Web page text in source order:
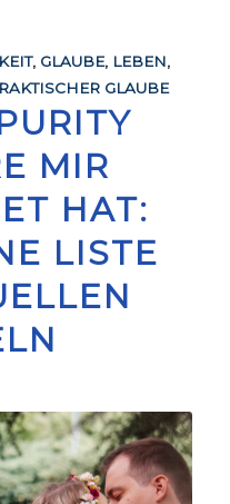
, GLAUBE, LEBEN,
GLAUBE
MIR
HAT:
LISTE